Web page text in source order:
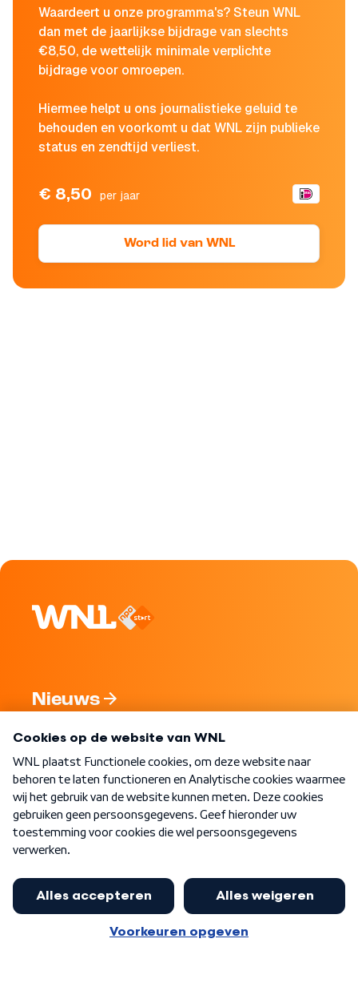
Waardeert u onze programma's? Steun WNL
dan met de jaarlijkse bijdrage van slechts
€8,50, de wettelijk minimale verplichte
bijdrage voor omroepen.
Hiermee helpt u ons journalistieke geluid te
behouden en voorkomt u dat WNL zijn publieke
status en zendtijd verliest.
€ 8,50 per jaar
Word lid van WNL
Nieuws
Nieuwsbrief
Word Lid